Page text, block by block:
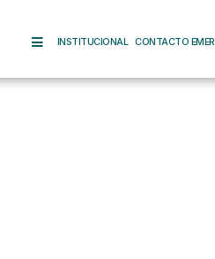
INSTITUCIONAL CONTACTO